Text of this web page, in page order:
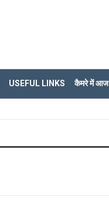
USEFUL LINKS कैमरे में आज